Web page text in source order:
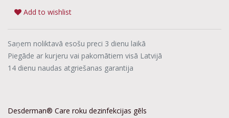
Add to wishlist
Saņem noliktavā esošu preci 3 dienu laikā
Piegāde ar kurjeru vai pakomātiem visā Latvijā
14 dienu naudas atgriešanas garantija
Desderman® Care roku dezinfekcijas gēls